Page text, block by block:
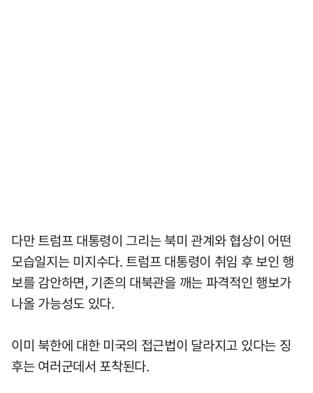
다만 트럼프 대통령이 그리는 북미 관계와 협상이 어떤
모습일지는 미지수다. 트럼프 대통령이 취임 후 보인 행
보를 감안하면, 기존의 대북관을 깨는 파격적인 행보가
나올 가능성도 있다.
이미 북한에 대한 미국의 접근법이 달라지고 있다는 징
후는 여러군데서 포착된다.